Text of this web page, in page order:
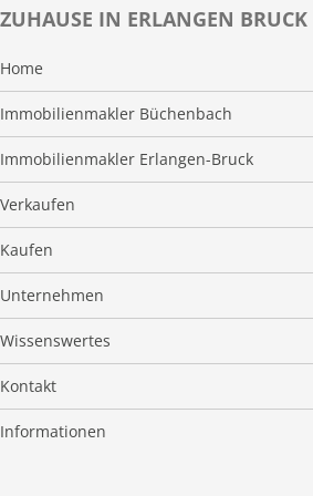
ZUHAUSE IN ERLANGEN BRUCK
Home
Immobilienmakler Büchenbach
Immobilienmakler Erlangen-Bruck
Verkaufen
Verkaufsanfrage
Referenzobjekte
Makleralleinauftrag
Wertermittlung
Verkaufsvorbereitung
Vermarktung
Kaufen
Immobilienangebote
Finanzierung
Suchauftrag
Unternehmen
Über uns
Kundenstimmen
Stielke-Facts
Kooperationspartner
Wissenswertes
Immobilien News
Immobilien ABC
Kontakt
Impressum
Informationen